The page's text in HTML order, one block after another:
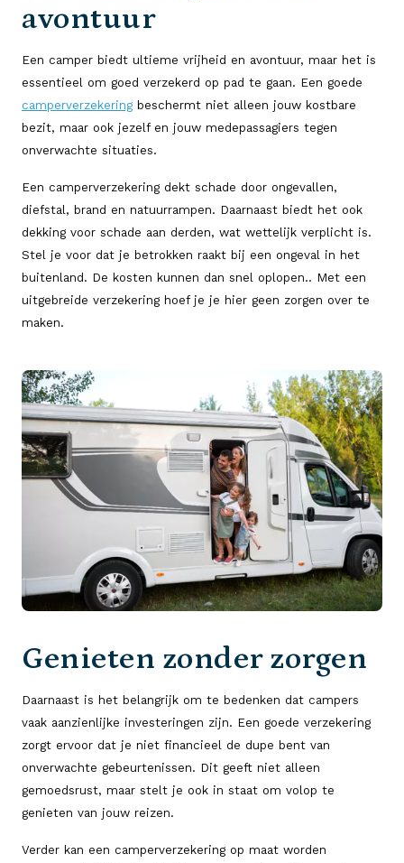
avontuur
Een camper biedt ultieme vrijheid en avontuur, maar het is
essentieel om goed verzekerd op pad te gaan. Een goede
camperverzekering beschermt niet alleen jouw kostbare
bezit, maar ook jezelf en jouw medepassagiers tegen
onverwachte situaties.
Een camperverzekering dekt schade door ongevallen,
diefstal, brand en natuurrampen. Daarnaast biedt het ook
dekking voor schade aan derden, wat wettelijk verplicht is.
Stel je voor dat je betrokken raakt bij een ongeval in het
buitenland. De kosten kunnen dan snel oplopen.. Met een
uitgebreide verzekering hoef je je hier geen zorgen over te
maken.
Genieten zonder zorgen
Daarnaast is het belangrijk om te bedenken dat campers
vaak aanzienlijke investeringen zijn. Een goede verzekering
zorgt ervoor dat je niet financieel de dupe bent van
onverwachte gebeurtenissen. Dit geeft niet alleen
gemoedsrust, maar stelt je ook in staat om volop te
genieten van jouw reizen.
Verder kan een camperverzekering op maat worden